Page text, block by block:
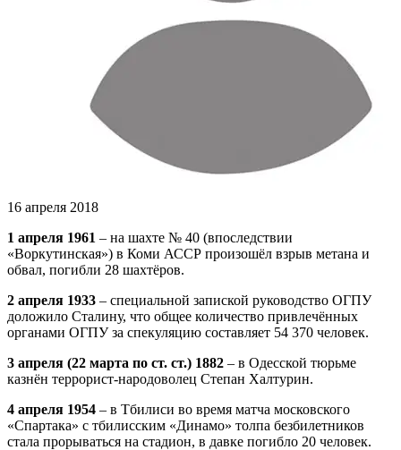
16 апреля 2018
1 апреля 1961 – на шахте № 40 (впоследствии
«Воркутинская») в Коми АССР произошёл взрыв метана и
обвал, погибли 28 шахтёров.
2 апреля 1933 – специальной запиской руководство ОГПУ
доложило Сталину, что общее количество привлечённых
органами ОГПУ за спекуляцию составляет 54 370 человек.
3 апреля (22 марта по ст. ст.) 1882 – в Одесской тюрьме
казнён террорист-народоволец Степан Халтурин.
4 апреля 1954 – в Тбилиси во время матча московского
«Спартака» с тбилисским «Динамо» толпа безбилетников
стала прорываться на стадион, в давке погибло 20 человек.